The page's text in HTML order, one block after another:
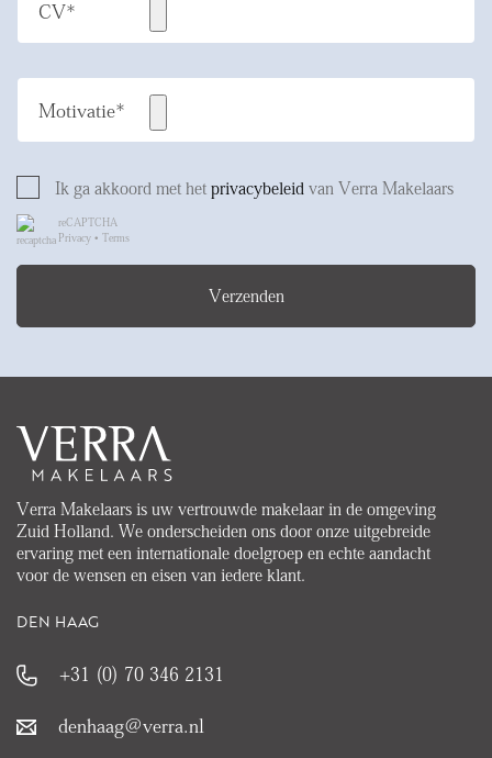
CV*
Motivatie*
Ik ga akkoord met het privacybeleid van Verra Makelaars
reCAPTCHA
Privacy • Terms
Verzenden
Verra Makelaars is uw vertrouwde makelaar in de omgeving
Zuid Holland. We onderscheiden ons door onze uitgebreide
ervaring met een internationale doelgroep en echte aandacht
voor de wensen en eisen van iedere klant.
DEN HAAG
+31 (0) 70 346 2131
denhaag@verra.nl